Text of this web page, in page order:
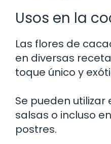
Usos en la
Las flores de
en diversas
toque único y
Se pueden
salsas o incluso
postres.